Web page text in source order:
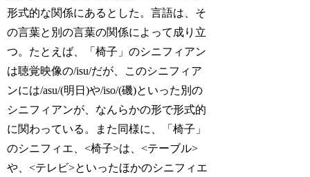
形式的な関係にあるとした。言語は、そ
の言葉と別の言葉の関係によって成り立
つ。たとえば、「椅子」のシニフィアン
は聴覚映像の/isu/だが、このシニフィア
ンには/asu/(明日)や/iso/(磯)といった別の
シニフィアンが、なんらかの形で形式的
に関わっている。また同様に、「椅子」
のシニフィエ、<椅子>は、<テーブル>
や、<テレビ>といったほかのシニフィエ